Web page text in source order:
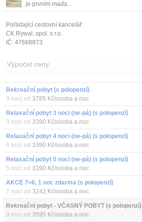
je prvním maďa...
Pořádající cestovní kancelář:
CK Rywal, spol. s r.o.
IČ: 47668873
Výpočet ceny
Rekreační pobyt (s polopenzí)
3 noci od 3785 Kč/osoba a noc
Relaxační pobyt 3 noci (ne-pá) (s polopenzí)
3 noci od 3390 Kč/osoba a noc
Relaxační pobyt 4 noci (ne-pá) (s polopenzí)
4 noci od 3390 Kč/osoba a noc
Relaxační pobyt 5 nocí (ne-pá) (s polopenzí)
5 nocí od 3390 Kč/osoba a noc
AKCE 7=6, 1 noc zdarma (s polopenzí)
7 nocí od 3242 Kč/osoba a noc
Rekreační pobyt - VČASNÝ POBYT (s polopenzí)
3 noci od 3595 Kč/osoba a noc